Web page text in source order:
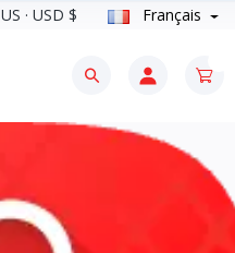
US · USD $ Français